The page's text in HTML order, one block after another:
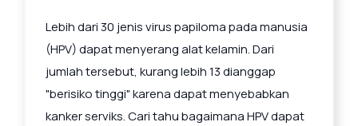
Lebih dari 30 jenis virus papiloma pada manusia
(HPV) dapat menyerang alat kelamin. Dari
jumlah tersebut, kurang lebih 13 dianggap
"berisiko tinggi" karena dapat menyebabkan
kanker serviks. Cari tahu bagaimana HPV dapat